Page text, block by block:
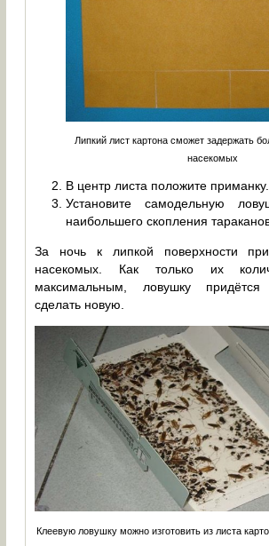
Липкий лист картона сможет задержать
насекомых
В центр листа положите приманку.
Установите самодельную
наибольшего скопления
За ночь к липкой поверхности
насекомых. Как только их
максимальным, ловушку
сделать новую.
Клеевую ловушку можно изготовить из листа